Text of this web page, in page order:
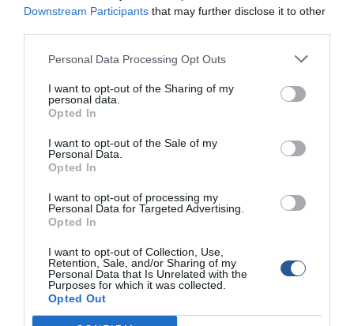
Downstream Participants that may further disclose it to other
Personal Data Processing Opt Outs
I want to opt-out of the Sharing of my
personal data.
Opted In
I want to opt-out of the Sale of my
Personal Data.
Opted In
I want to opt-out of processing my
Personal Data for Targeted Advertising.
Opted In
I want to opt-out of Collection, Use,
Retention, Sale, and/or Sharing of my
Personal Data that Is Unrelated with the
Purposes for which it was collected.
Opted Out
παρευρισκόμενους όσο αφορά το ψάρεμα με Inchiku. Στο
κατάμεστο χώρο από φίλους ψαράδες της περιοχής
παρακολουθήσουν τα σεμινάρια αυτά ακολούθησε η κοπή
της πίτας του καταστήματος.
Tags
CaptainHook Γενιτσαρίδης